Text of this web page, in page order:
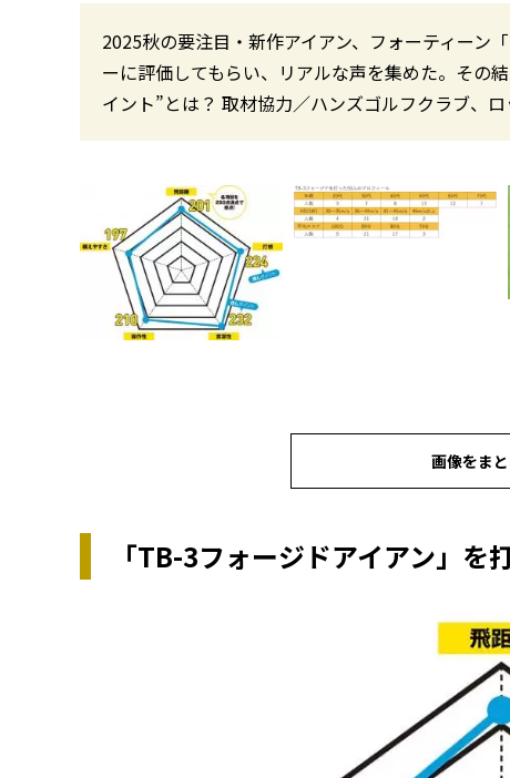
2025秋の要注目・新作アイアン、フォーティーン
ーに評価してもらい、リアルな声を集めた。その
イント”とは？ 取材協力／ハンズゴルフクラブ、
画像をま
「TB-3フォージドアイアン」を